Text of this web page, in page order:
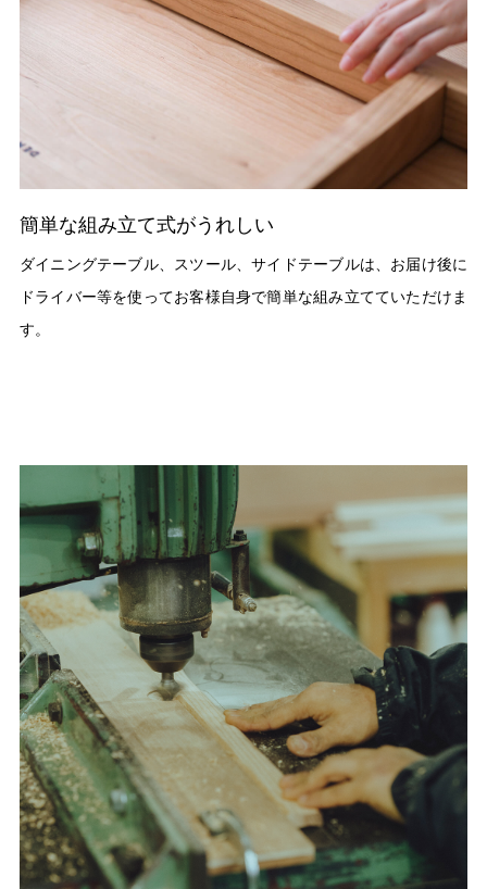
簡単な組み立て式がうれしい
ダイニングテーブル、スツール、サイドテーブルは、お届け後に
ドライバー等を使ってお客様自身で簡単な組み立てていただけま
す。